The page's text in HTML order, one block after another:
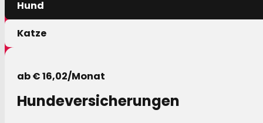
Hund
Katze
ab € 16,02/Monat
Hundeversicherungen